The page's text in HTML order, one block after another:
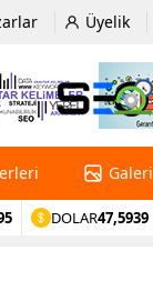
Üyelik
Galeri
DOLAR47,5939